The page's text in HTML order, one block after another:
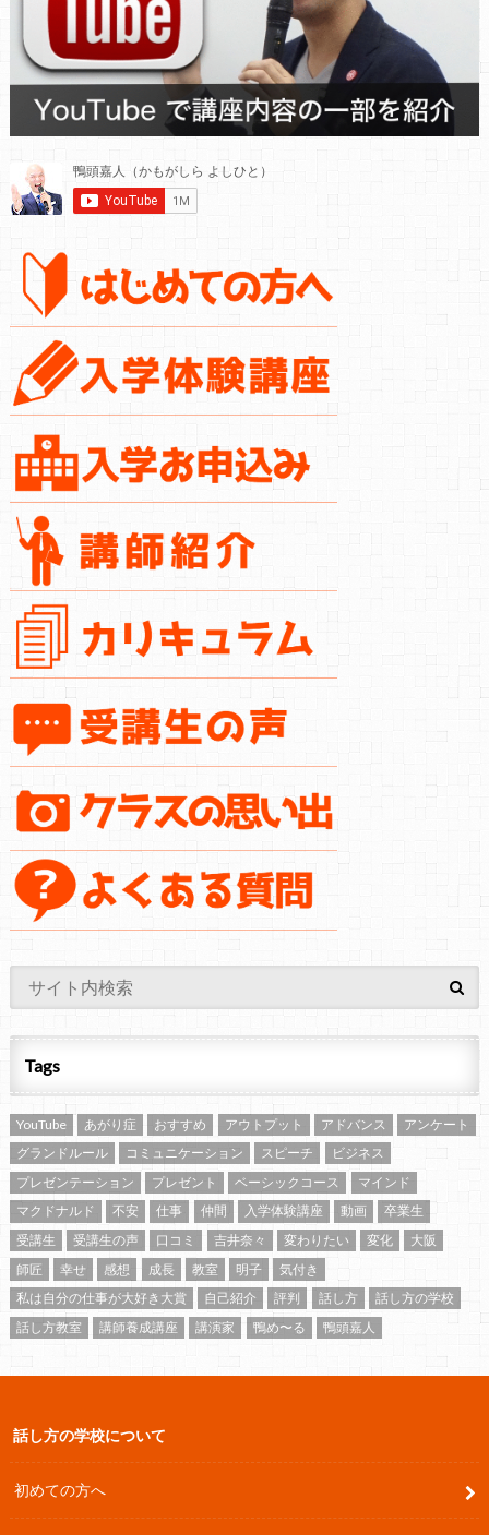
Tags
YouTube あがり症 おすすめ アウトプット アドバンス
アンケート
グランドルール
コミュニケーション スピーチ
ビジネス
プレゼンテーション
プレゼント ベーシックコース
マインド
マクドナルド
不安 仕事 仲間 入学体験講座 動画
卒業生
受講生
受講生の声 口コミ 吉井奈々 変わりたい 変化
大阪
師匠
幸せ 感想 成長 教室 明子
気付き
私は自分の仕事が大好き大賞
自己紹介 評判 話し方
話し方の学校
話し方教室
講師養成講座 講演家 鴨め〜る 鴨頭嘉人
話し方の学校について
初めての方へ